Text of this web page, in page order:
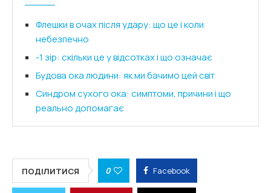
Флешки в очах після удару: що це і коли
небезпечно
-1 зір: скільки це у відсотках і що означає
Будова ока людини: як ми бачимо цей світ
Синдром сухого ока: симптоми, причини і що
реально допомагає
ПОДІЛИТИСЯ 0 Facebook